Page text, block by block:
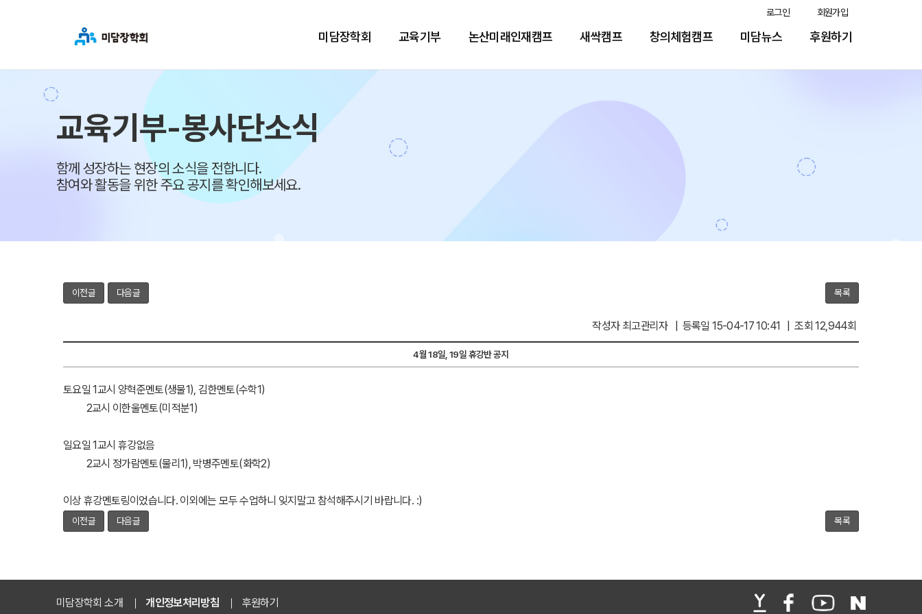
로그인 회원가입
미담장학회 교육기부 논산미래인재캠프 새싹캠프 창의체험캠프 미담뉴스 후원하기
교육기부-봉사단소식
함께 성장하는 현장의 소식을 전합니다.
참여와 활동을 위한 주요 공지를 확인해보세요.
이전글 다음글 목록
작성자 최고관리자 | 등록일 15-04-17 10:41 | 조회 12,944회
4월 18일, 19일 휴강반 공지
토요일 1교시 양혁준멘토(생물1), 김한멘토(수학1)
2교시 이한울멘토(미적분1)
일요일 1교시 휴강없음
2교시 정가람멘토(물리1), 박병주멘토(화학2)
이상 휴강멘토링이었습니다. 이외에는 모두 수업하니 잊지말고 참석해주시기 바랍니다. :)
이전글 다음글 목록
미담장학회 소개 개인정보처리방침 후원하기